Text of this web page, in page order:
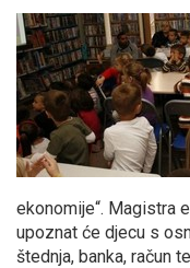
ekonomije“. Magistra
upoznat će djecu s
štednja, banka, račun